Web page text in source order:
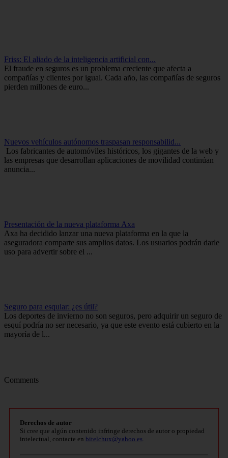
Friss: El aliado de la inteligencia artificial con...
El fraude en seguros es un problema creciente que afecta a
compañías y clientes por igual. Cada año, las compañías de seguros
pierden millones de euro...
Nuevos vehículos autónomos traspasan responsabilid...
Los fabricantes de automóviles históricos, los gigantes de la web y
las empresas que desarrollan aplicaciones de movilidad continúan
anuncia...
Presentación de la nueva plataforma Axa
Axa ha decidido lanzar una nueva plataforma en la que la
aseguradora comparte sus amplios datos. Los usuarios podrán darle
uso para advertir sobre el ...
Seguro para esquiar: ¿es útil?
Los deportes de invierno no son seguros, pero adquirir un seguro de
esquí podría no ser necesario, ya que este evento está cubierto en la
mayoría de l...
Comments
Derechos de autor
Si cree que algún contenido infringe derechos de autor o propiedad
intelectual, contacte en bitelchux@yahoo.es